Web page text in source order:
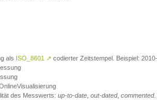
als ISO_8601 ↗ codierter Zeitstempel. Beispiel:
des Messwerts: up-to-date out-dated, commented.